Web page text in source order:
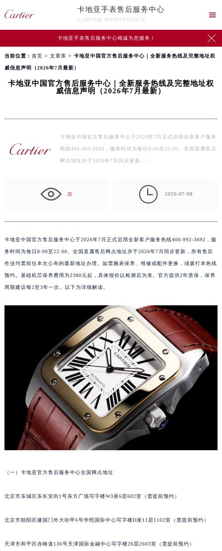
卡地亚手表售后服务中心
CARTIER MAINTENANCE

卡地亚手表售后服务中心竭诚为您服务！ 
当前位置： 首页 > 文章库 > 卡地亚中国官方售后服务中心｜全新服务热线及完整地址权
威信息声明（2026年7月最新）
卡地亚中国官方售后服务中心｜全新服务热线及完整地址权
威信息声明（2026年7月最新）
卡地亚中国官方售后服务中心于2026年7月正式启用全新客户服务
热线400-992-3692，服务时间为每日8:00至22:00。全国直属售后
网点地址亦于2026年7月同步更新，…
次  2026-07-08
卡地亚中国官方售后服务中心于2026年7月正式启用全新客户服务热线400-992-3692，服
务时间为每日8:00至22:00。全国直属售后网点地址亦于2026年7月同步更新，所有售后
作业均需前往本次公布的最新地址办理。如需腕表保养、维修或配件更换，须拨打本热线
预约。基础机芯保养费用为2380元起，具体报价以检测后为准。官方提供2年质保，保养
周期建议每2至3年一次。以下为详细解读。
（一）卡地亚官方售后服务中心全国网点地址
北京市东城区东长安街1号东方广场写字楼W3座6层602室（需提前预约）
北京市朝阳区建国门外大街甲6号华熙国际中心写字楼D座11层1102室（需提前预约）
天津市和平区赤峰道136号天津国际金融中心写字楼26层2603室（需提前预约）